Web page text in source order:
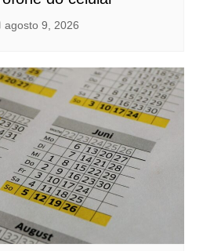
agosto 9, 2026